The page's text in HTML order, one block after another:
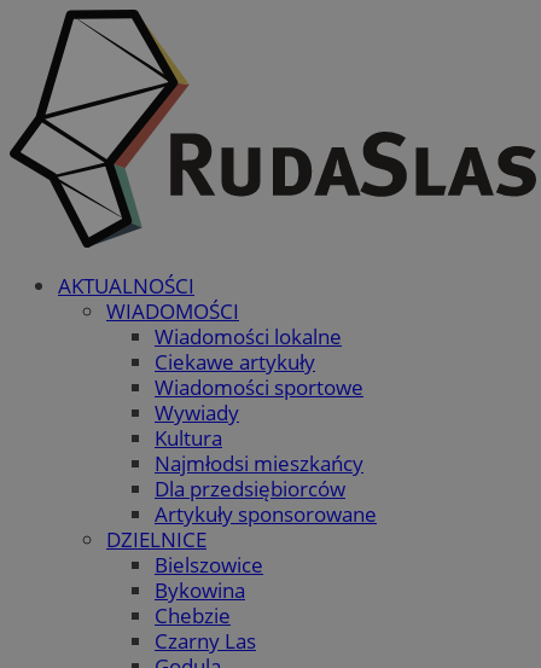
AKTUALNOŚCI
WIADOMOŚCI
Wiadomości lokalne
Ciekawe artykuły
Wiadomości sportowe
Wywiady
Kultura
Najmłodsi mieszkańcy
Dla przedsiębiorców
Artykuły sponsorowane
DZIELNICE
Bielszowice
Bykowina
Chebzie
Czarny Las